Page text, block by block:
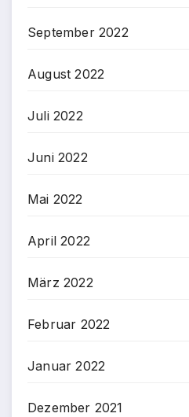
September 2022
August 2022
Juli 2022
Juni 2022
Mai 2022
April 2022
März 2022
Februar 2022
Januar 2022
Dezember 2021